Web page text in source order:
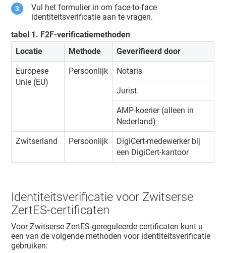
Vul het formulier in om face-to-face
identiteitsverificatie aan te vragen.
tabel 1 . F2F-verificatiemethoden
Locatie
Methode Geverifieerd door
Europese
Unie (EU)
Persoonlijk Notaris
Jurist
AMP-koerier (alleen in
Nederland)
Zwitserland Persoonlijk
DigiCert-medewerker bij
een DigiCert-kantoor
Identiteitsverificatie voor Zwitserse
ZertES-certificaten
Voor Zwitserse ZertES-gereguleerde certificaten kunt u
een van de volgende methoden voor identiteitsverificatie
gebruiken: